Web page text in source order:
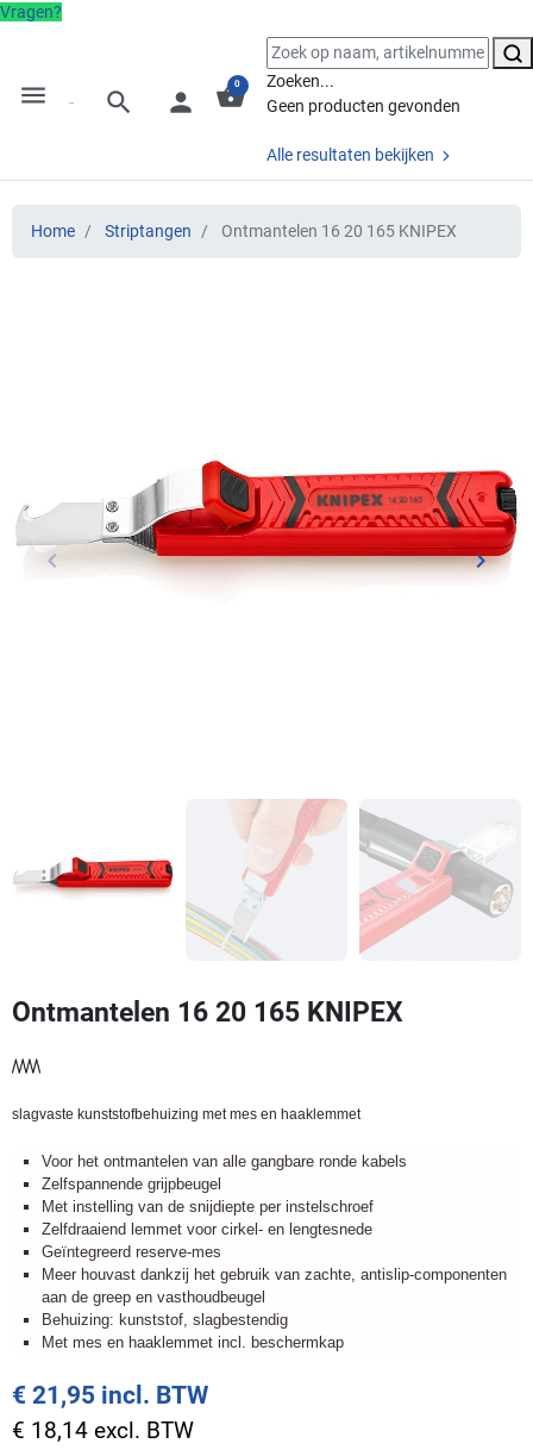
Vragen?
menu search person shopping_basket
0
Zoeken...
Geen producten gevonden
Alle resultaten bekijken
Home Striptangen Ontmantelen 16 20 165 KNIPEX
Vorige
keyboard_arrow_left keyboard_arrow_right
Ontmantelen 16 20 165 KNIPEX
slagvaste kunststofbehuizing met mes en haaklemmet
Voor het ontmantelen van alle gangbare ronde kabels
Zelfspannende grijpbeugel
Met instelling van de snijdiepte per instelschroef
Zelfdraaiend lemmet voor cirkel- en lengtesnede
Geïntegreerd reserve-mes
Meer houvast dankzij het gebruik van zachte, antislip-componenten
aan de greep en vasthoudbeugel
Behuizing: kunststof, slagbestendig
Met mes en haaklemmet incl. beschermkap
€ 21,95 incl. BTW
€ 18,14 excl. BTW